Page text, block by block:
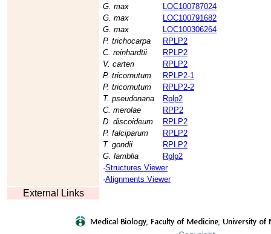
G. max
LOC100787024
G. max
LOC100791682
G. max
LOC100306264
P. trichocarpa
RPLP2
C. reinhardtii
RPLP2
V. carteri
RPLP2
P. tricornutum
RPLP2-1
P. tricornutum
RPLP2-2
T. pseudonana
Rplp2
C. merolae
RPP2
D. discoideum
RPLP2
P. falciparum
RPLP2
T. gondii
RPLP2
G. lamblia
Rplp2
·Structures Viewer
·Alignments Viewer
External Links